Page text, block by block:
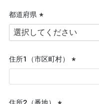
都道府県
(必
須)
住所１（市区町村）
(必
須)